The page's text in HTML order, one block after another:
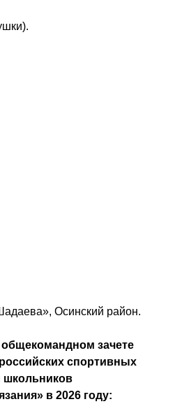
Осинский район.
зачете
спортивных
школьников
в 2026 году: